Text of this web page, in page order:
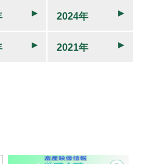
2024年
2021年